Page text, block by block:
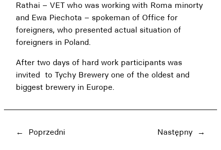
Rathai – VET who was working with Roma minorty
and Ewa Piechota – spokeman of Office for
foreigners, who presented actual situation of
foreigners in Poland.
After two days of hard work participants was
invited to Tychy Brewery one of the oldest and
biggest brewery in Europe.
← Poprzedni Następny →